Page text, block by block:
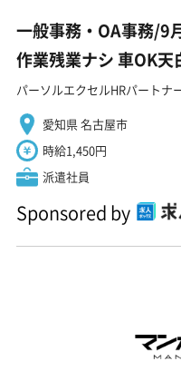
一般事務・OA事務/9
作業残業ナシ 車OK天
パーソルエクセルHRパートナ
愛知県 名古屋市
時給1,450円
派遣社員
Sponsored by